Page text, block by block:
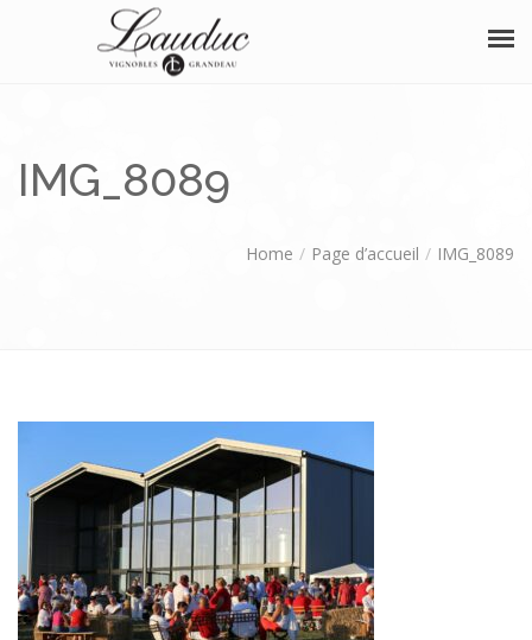
ÉVÈNEMENTS
PHOTOS
CONTACT
IMG_8089
Home Page d’accueil IMG_8089